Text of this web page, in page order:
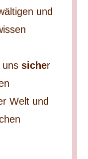
und
unssicher
Welt und